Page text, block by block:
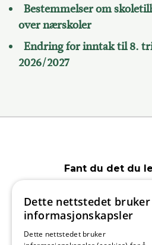
Bestemmelser om
over nærskoler
Endring for inntak til 8.
2026/2027
Fant du det du
Ja
Dette nettstedet bruker
informasjonskapsler
Dette nettstedet bruker